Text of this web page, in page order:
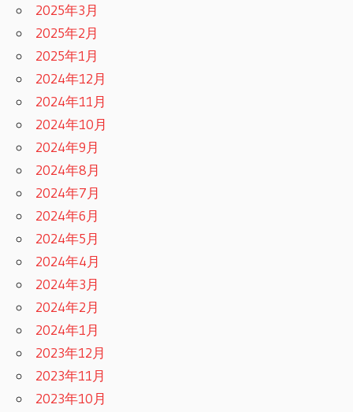
2025年3月
2025年2月
2025年1月
2024年12月
2024年11月
2024年10月
2024年9月
2024年8月
2024年7月
2024年6月
2024年5月
2024年4月
2024年3月
2024年2月
2024年1月
2023年12月
2023年11月
2023年10月